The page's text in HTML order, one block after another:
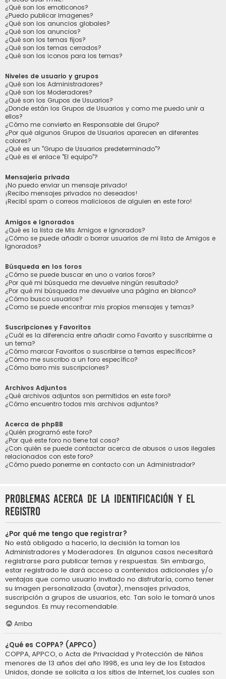
¿Qué son los emoticonos?
¿Puedo publicar imagenes?
¿Qué son los anuncios globales?
¿Qué son los anuncios?
¿Qué son los temas fijos?
¿Qué son los temas cerrados?
¿Qué son los iconos para los temas?
Niveles de usuario y grupos
¿Qué son los Administradores?
¿Qué son los Moderadores?
¿Qué son los Grupos de Usuarios?
¿Donde están los Grupos de Usuarios y como me puedo unir a
ellos?
¿Cómo me convierto en Responsable del Grupo?
¿Por qué algunos Grupos de Usuarios aparecen en diferentes
colores?
¿Qué es un "Grupo de Usuarios predeterminado"?
¿Qué es el enlace "El equipo"?
Mensajería privada
¡No puedo enviar un mensaje privado!
¡Recibo mensajes privados no deseados!
¡Recibí spam o correos maliciosos de alguien en este foro!
Amigos e Ignorados
¿Qué es la lista de Mis Amigos e Ignorados?
¿Cómo se puede añadir o borrar usuarios de mi lista de Amigos e
Ignorados?
Búsqueda en los foros
¿Cómo se puede buscar en uno o varios foros?
¿Por qué mi búsqueda me devuelve ningún resultado?
¿Por qué mi búsqueda me devuelve una página en blanco?
¿Cómo busco usuarios?
¿Como se puede encontrar mis propios mensajes y temas?
Suscripciones y Favoritos
¿Cuál es la diferencia entre añadir como Favorito y suscribirme a
un tema?
¿Cómo marcar Favoritos o suscribirse a temas específicos?
¿Cómo me suscribo a un foro específico?
¿Cómo borro mis suscripciones?
Archivos Adjuntos
¿Qué archivos adjuntos son permitidos en este foro?
¿Cómo encuentro todos mis archivos adjuntos?
Acerca de phpBB
¿Quién programó este foro?
¿Por qué este foro no tiene tal cosa?
¿Con quién se puede contactar acerca de abusos o usos ilegales
relacionados con este foro?
¿Cómo puedo ponerme en contacto con un Administrador?
Problemas acerca de la identificación y el
registro
¿Por qué me tengo que registrar?
No está obligado a hacerlo, la decisión la toman los
Administradores y Moderadores. En algunos casos necesitará
registrarse para publicar temas y respuestas. Sin embargo,
estar registrado le dará acceso a contenidos adicionales y/o
ventajas que como usuario invitado no disfrutaría, como tener
su imagen personalizada (avatar), mensajes privados,
suscripción a grupos de usuarios, etc. Tan solo le tomará unos
segundos. Es muy recomendable.
Arriba
¿Qué es COPPA? (APPCO)
COPPA, APPCO, o Acta de Privacidad y Protección de Niños
menores de 13 años del año 1998, es una ley de los Estados
Unidos, donde se solicita a los sitios de Internet, los cuales son